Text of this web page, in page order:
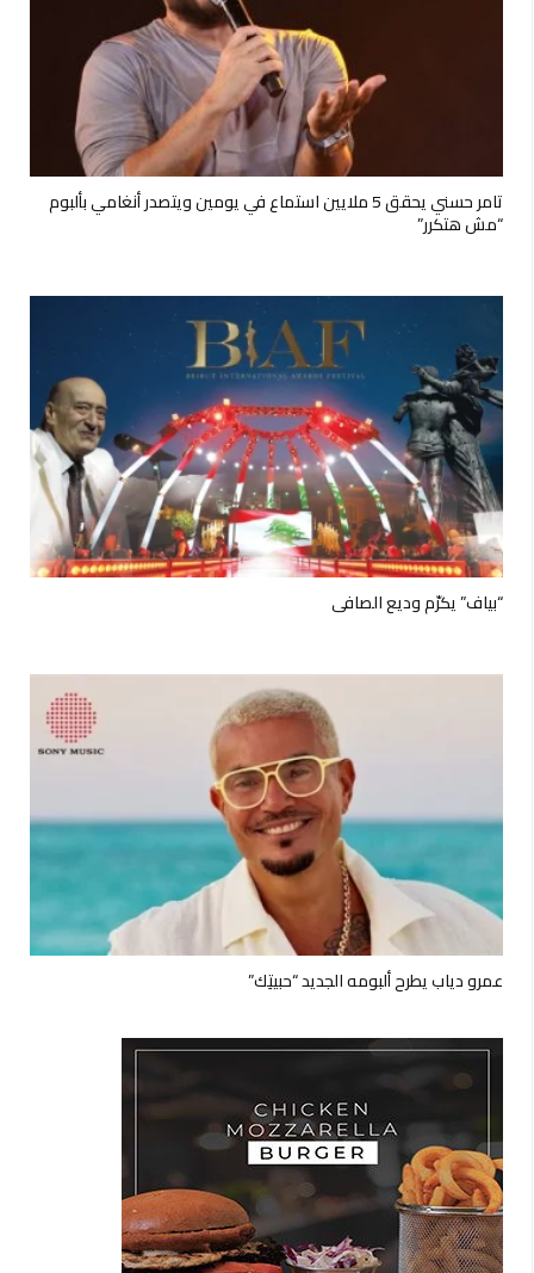
تامر حسني يحقق 5 ملايين استماع في يومين ويتصدر أنغامي بألبوم
“مش هتكرر”
“بياف” يكرّم وديع الصافي
عمرو دياب يطرح ألبومه الجديد “حبيتِك”